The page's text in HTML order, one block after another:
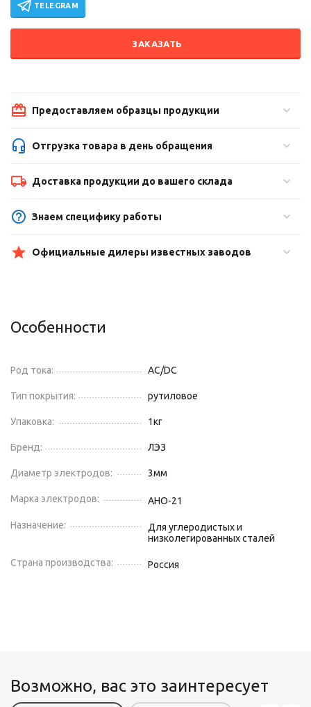
TELEGRAM
ЗАКАЗАТЬ
Предоставляем образцы продукции
Отгрузка товара в день обращения
Доставка продукции до вашего склада
Знаем специфику работы
Официальные дилеры известных заводов
Особенности
Род тока: AC/DC
Тип покрытия: рутиловое
Упаковка: 1кг
Бренд: ЛЭЗ
Диаметр электродов: 3мм
Марка электродов: АНО-21
Назначение:
Для углеродистых и
низколегированных сталей
Страна производства: Россия
Возможно, вас это заинтересует